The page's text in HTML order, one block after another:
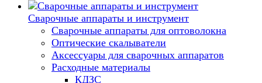
Сварочные аппараты и инструмент
Сварочные аппараты для оптоволокна
Оптические скалыватели
Аксессуары для сварочных аппаратов
Расходные материалы
КДЗС